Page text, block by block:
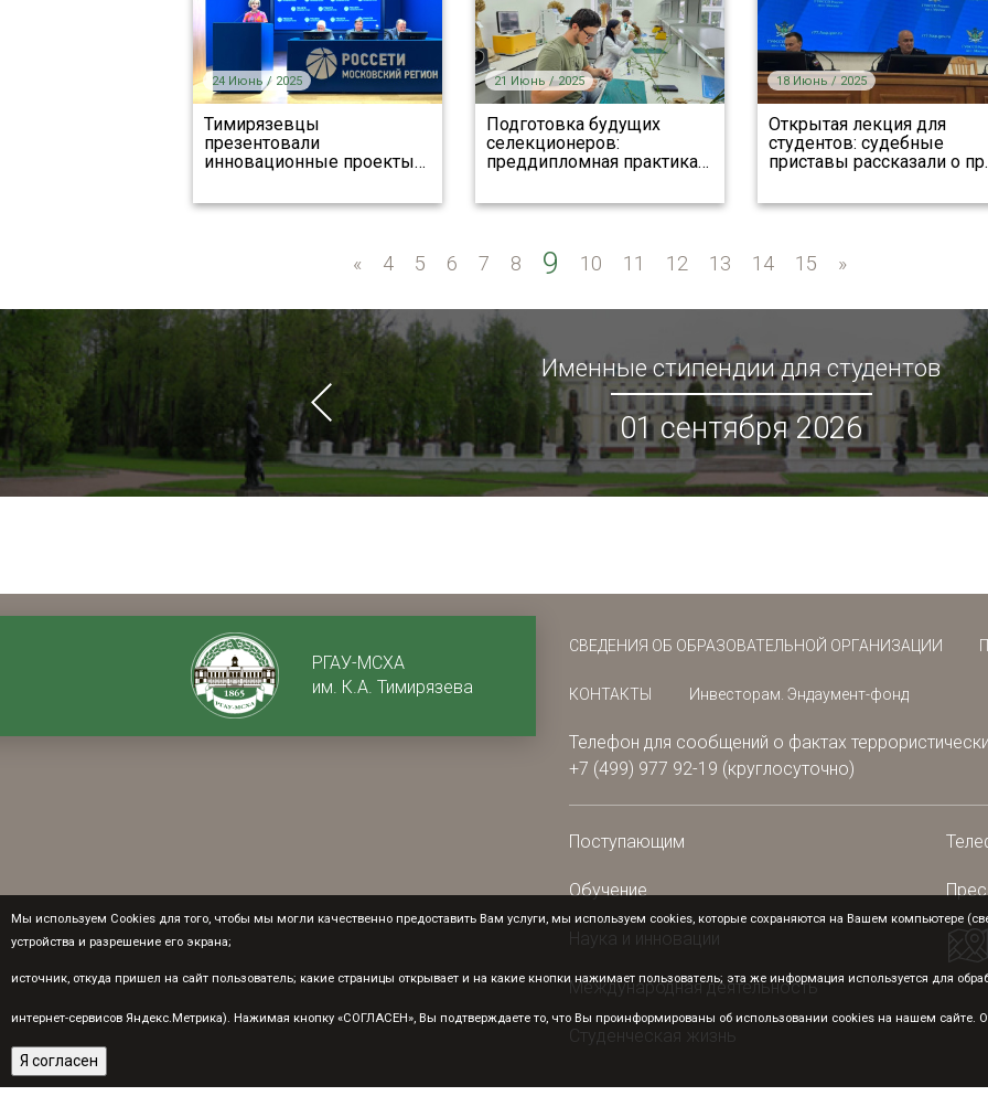
24 Июнь / 2025
Тимирязевцы
презентовали
инновационные проекты…
21 Июнь / 2025
Подготовка будущих
селекционеров:
преддипломная практика…
18 Июнь / 2025
Открытая лекция для
студентов: судебные
приставы рассказали о пр
« 4 5 6 7 8 9 10 11 12 13 14 15 »»
в сфере
Именные стипендии для студентов
01 сентября 2026
РГАУ-МСХА
им. К.А. Тимирязева
СВЕДЕНИЯ ОБ ОБРАЗОВАТЕЛЬНОЙ ОРГАНИЗАЦИИ
КОНТАКТЫ Инвесторам. Эндаумент-фонд
Телефон для сообщений о фактах
+7 (499) 977 92-19 (круглосуточно)
Поступающим
Обучение
Наука и инновации
Международная деятельность
Студенческая жизнь
Мы используем Cookies для того, чтобы мы могли качественно предоставить Вам услуги, мы используем cookies, которые сохраняются на Вашем компьютере
устройства и разрешение его экрана;
источник, откуда пришел на сайт пользователь; какие страницы открывает и на какие кнопки нажимает пользователь; эта же информация используется для
интернет-сервисов Яндекс.Метрика). Нажимая кнопку «СОГЛАСЕН», Вы подтверждаете то, что Вы проинформированы об использовании cookies на нашем сайте.
Я согласен